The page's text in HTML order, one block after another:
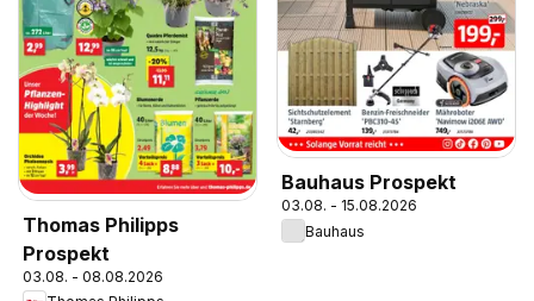
Thomas Philipps
Prospekt
03.08. - 08.08.2026
Bauhaus Prospekt
03.08. - 15.08.2026
Bauhaus